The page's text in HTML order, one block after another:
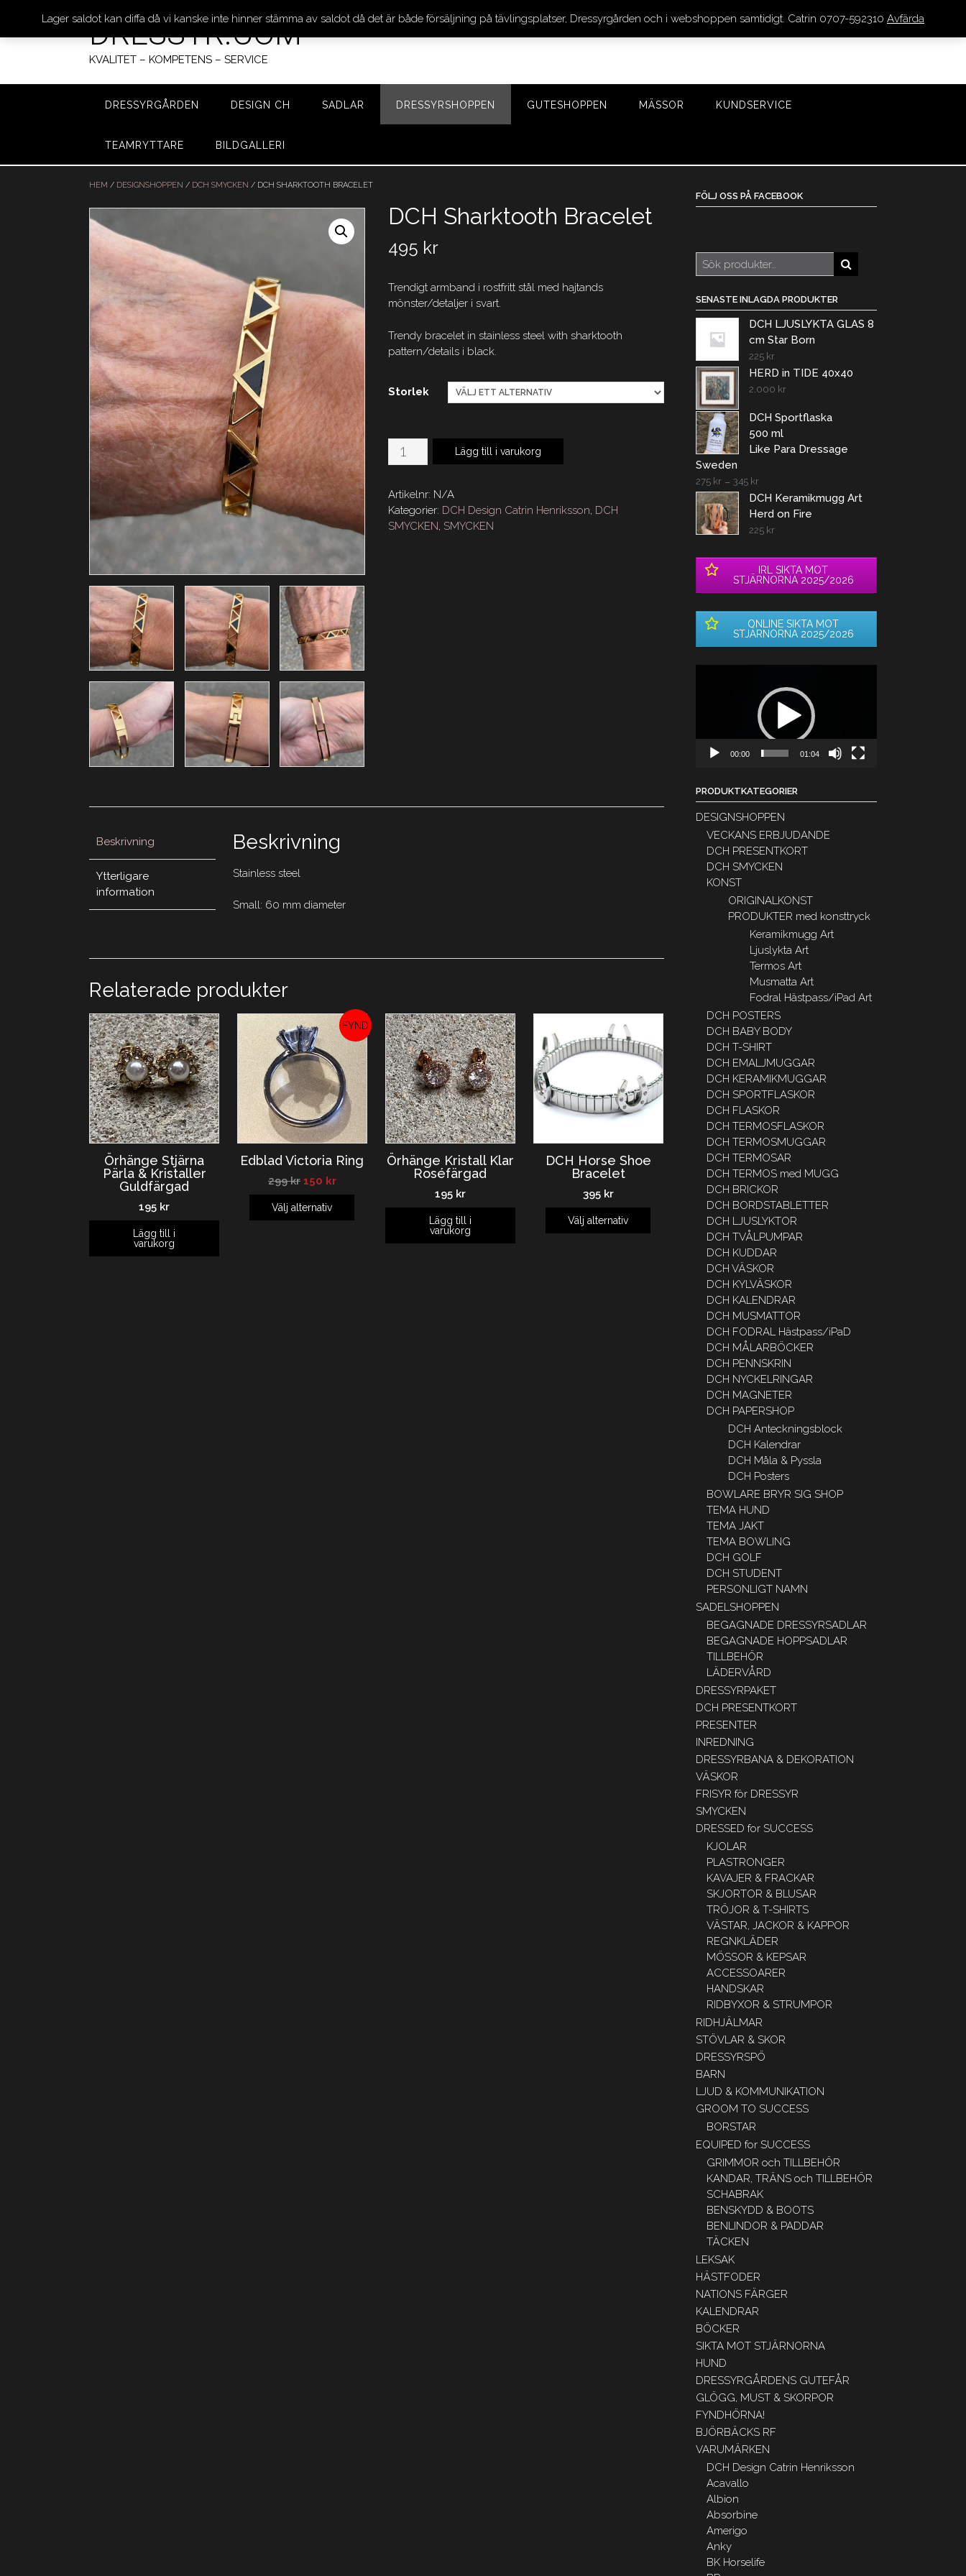
Hoppa
DRESSYR.COM
KVALITET – KOMPETENS – SERVICE
DRESSYRGÅRDEN DESIGN CH SADLAR DRESSYRSHOPPEN GUTESHOPPEN MÄSSOR KUNDSERVICE
TEAMRYTTARE BILDGALLERI
HEM / DESIGNSHOPPEN / DCH SMYCKEN / DCH SHARKTOOTH BRACELET
DCH Sharktooth Bracelet
495 kr
Trendigt armband i rostfritt stål med hajtands
mönster/detaljer i svart.
Trendy bracelet in stainless steel with sharktooth
pattern/details i black.
Storlek
DCH
Sharktooth
mängd
Lägg till i varukorg
Artikelnr: N/A
Kategorier: DCH Design Catrin Henriksson, DCH
SMYCKEN, SMYCKEN
Beskrivning
Ytterligare
information
Beskrivning
Stainless steel
Small: 60 mm diameter
Relaterade produkter
Örhänge Stjärna
Pärla & Kristaller
Guldfärgad
195 kr
Lägg till i
varukorg
REA!
Edblad Victoria Ring
299kr 150 kr
Välj alternativ
Örhänge Kristall Klar
Roséfärgad
195 kr
Lägg till i
varukorg
DCH Horse Shoe
Bracelet
395 kr
Välj alternativ
FÖLJ OSS PÅ FACEBOOK
Sök
efter:
SENASTE INLAGDA PRODUKTER
DCH LJUSLYKTA GLAS 8
cm Star Born
225 kr
HERD in TIDE 40x40
2.000 kr
DCH Sportflaska
500 ml
Like Para Dressage
Sweden
275 kr– 345 kr
DCH Keramikmugg Art
Herd on Fire
225 kr
IRL SIKTA MOT
STJÄRNORNA 2025/2026
ONLINE SIKTA MOT
STJÄRNORNA 2025/2026
00:00 01:04
PRODUKTKATEGORIER
DESIGNSHOPPEN
VECKANS ERBJUDANDE
DCH PRESENTKORT
DCH SMYCKEN
KONST
ORIGINALKONST
PRODUKTER med konsttryck
Keramikmugg Art
Ljuslykta Art
Termos Art
Musmatta Art
Fodral Hästpass/iPad Art
DCH POSTERS
DCH BABY BODY
DCH T-SHIRT
DCH EMALJMUGGAR
DCH KERAMIKMUGGAR
DCH SPORTFLASKOR
DCH FLASKOR
DCH TERMOSFLASKOR
DCH TERMOSMUGGAR
DCH TERMOSAR
DCH TERMOS med MUGG
DCH BRICKOR
DCH BORDSTABLETTER
DCH LJUSLYKTOR
DCH TVÅLPUMPAR
DCH KUDDAR
DCH VÄSKOR
DCH KYLVÄSKOR
DCH KALENDRAR
DCH MUSMATTOR
DCH FODRAL Hästpass/iPaD
DCH MÅLARBÖCKER
DCH PENNSKRIN
DCH NYCKELRINGAR
DCH MAGNETER
DCH PAPERSHOP
DCH Anteckningsblock
DCH Kalendrar
DCH Måla & Pyssla
DCH Posters
BOWLARE BRYR SIG SHOP
TEMA HUND
TEMA JAKT
TEMA BOWLING
DCH GOLF
DCH STUDENT
PERSONLIGT NAMN
SADELSHOPPEN
BEGAGNADE DRESSYRSADLAR
BEGAGNADE HOPPSADLAR
TILLBEHÖR
LÄDERVÅRD
DRESSYRPAKET
DCH PRESENTKORT
PRESENTER
INREDNING
DRESSYRBANA & DEKORATION
VÄSKOR
FRISYR för DRESSYR
SMYCKEN
DRESSED for SUCCESS
KJOLAR
PLASTRONGER
KAVAJER & FRACKAR
SKJORTOR & BLUSAR
TRÖJOR & T-SHIRTS
VÄSTAR, JACKOR & KAPPOR
REGNKLÄDER
MÖSSOR & KEPSAR
ACCESSOARER
HANDSKAR
RIDBYXOR & STRUMPOR
RIDHJÄLMAR
STÖVLAR & SKOR
DRESSYRSPÖ
BARN
LJUD & KOMMUNIKATION
GROOM TO SUCCESS
BORSTAR
EQUIPED for SUCCESS
GRIMMOR och TILLBEHÖR
KANDAR, TRÄNS och TILLBEHÖR
SCHABRAK
BENSKYDD & BOOTS
BENLINDOR & PADDAR
TÄCKEN
LEKSAK
HÄSTFODER
NATIONS FÄRGER
KALENDRAR
BÖCKER
SIKTA MOT STJÄRNORNA
HUND
DRESSYRGÅRDENS GUTEFÅR
GLÖGG, MUST & SKORPOR
FYNDHÖRNA!
BJÖRBÄCKS RF
VARUMÄRKEN
DCH Design Catrin Henriksson
Acavallo
Albion
Absorbine
Amerigo
Anky
BK Horselife
Lager saldot kan diffa då vi kanske inte hinner stämma av saldot då det är både försäljning på tävlingsplatser, Dressyrgården och i webshoppen samtidigt. Catrin 0707-592310 Avfärda